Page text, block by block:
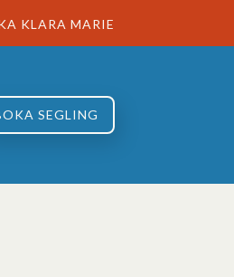
KLARA MARIE
SEGLING